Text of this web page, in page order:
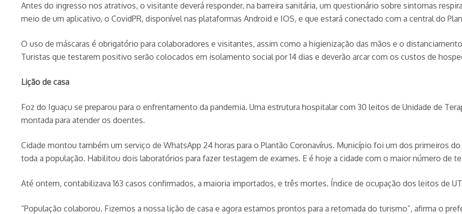
Antes do ingresso nos atrativos, o visitante deverá responder, na barreira sanitária, um questionário sobre sintomas
meio de um aplicativo, o CovidPR, disponível nas plataformas Android e IOS, e que estará conectado com a central do
O uso de máscaras é obrigatório para colaboradores e visitantes, assim como a higienização das mãos e o
Turistas que testarem positivo serão colocados em isolamento social por 14 dias e deverão arcar com os custos de
Lição de casa
Foz do Iguaçu se preparou para o enfrentamento da pandemia. Uma estrutura hospitalar com 30 leitos de Unidade de
montada para atender os doentes.
Cidade montou também um serviço de WhatsApp 24 horas para o Plantão Coronavírus. Município foi um dos primeiros
toda a população. Habilitou dois laboratórios para fazer testagem de exames. E é hoje a cidade com o maior número de
Até ontem, contabilizava 163 casos confirmados, a maioria importados, e três mortes. Índice de ocupação dos leitos de
“População colaborou. Fizemos a nossa lição de casa e agora estamos prontos para a retomada do turismo”, afirma o